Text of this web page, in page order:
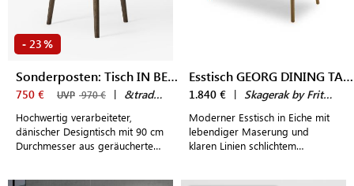
- 23 %
Sonderposten: Tisch IN BETWEEN SK3
750 € UVP 970 € | &tradition
Hochwertig verarbeiteter,
dänischer Designtisch mit 90 cm
Durchmesser aus geräuchertem
Esstisch GEORG DINING TABLE
1.840 € | Skagerak by Fritz Hansen
Moderner Esstisch in Eiche mit
lebendiger Maserung und
klaren Linien schlichtem